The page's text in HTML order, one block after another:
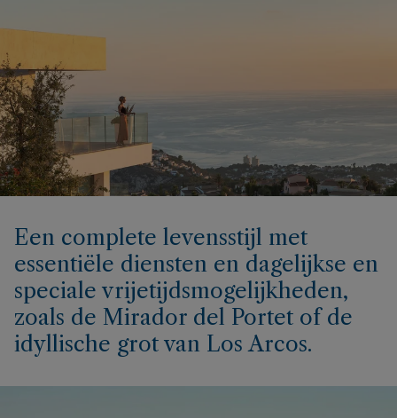
Een complete levensstijl met
essentiële diensten en dagelijkse en
speciale vrijetijdsmogelijkheden,
zoals de Mirador del Portet of de
idyllische grot van Los Arcos.